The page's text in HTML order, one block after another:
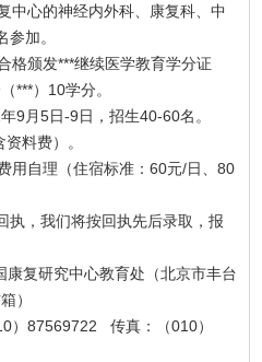
中心的神经内外科、康复科、中
加。
格颁发***继续医学教育学分证
***）10学分。
9月5日-9日，招生40-60名。
料费）。
用自理（住宿标准：60元/日、80
执，我们将按回执先后录取，报
康复研究中心教育处（北京市丰台
）
）87569722 传真：（010）